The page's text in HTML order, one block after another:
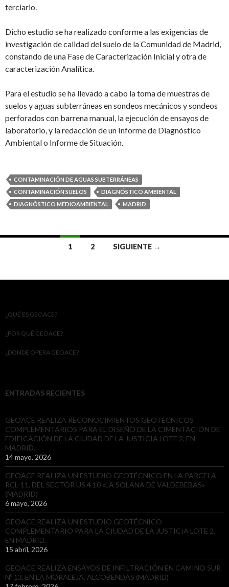
terciario.
Dicho estudio se ha realizado conforme a las exigencias de
investigación de calidad del suelo de la Comunidad de Madrid,
constando de una Fase de Caracterización Inicial y otra de
caracterización Analítica.
Para el estudio se ha llevado a cabo la toma de muestras de
suelos y aguas subterráneas en sondeos mecánicos y sondeos
perforados con barrena manual, la ejecución de ensayos de
laboratorio, y la redacción de un Informe de Diagnóstico
Ambiental o Informe de Situación.
CONTAMINACIÓN DE AGUAS SUBTERRÁNEAS
CONTAMINACIÓN SUELOS
DIAGNÓSTICO AMBIENTAL
DIAGNÓSTICO MEDIOAMBIENTAL
MADRID
Navegación
entradas
1 2 SIGUIENTE →
¿QUÉ ES GEOACE?
¿POR QUÉ GEOACE?
¿DONDE OPERA GEOACE?
ENTRADAS RECIENTES
GEOACE REALIZA RECONOCIMIENTOS GEOTÉCNICOS
COMPLEMENTARIOS PARA EL DISEÑO DE LA CIMENTACIÓN DE
EDIFICACIÓN DE LA CIUDAD DE LA JUSTICIA LOTE 2, EN
MADRID.
14 mayo, 2026
GEOACE REALIZA UN ESTUDIO GEOTÉCNICO EN LA PARCELA
RCL-11, DEL SECTOR US 4.10 «LA SOLANA DE VALDEBEBAS»
(MADRID)
6 mayo, 2026
GEOACE REALIZA UN ESTUDIO GEOTÉCNICO
COMPLEMENTARIO PARA LA CIUDAD DE LA JUSTICIA LOTE 2,
EN MADRID.
15 abril, 2026
GEOACE REALIZA ENSAYOS DE INFILTRACIÓN EN CAMINO SUR
Nº 13, EN LA MORALEJA, ALCOBENDAS (MADRID)